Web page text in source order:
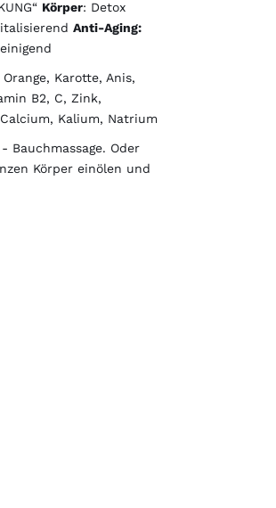
Körper: Detox
Anti-Aging:
Karotte, Anis,
B2, C, Zink,
Kalium, Natrium
- Bauchmassage. Oder
Körper einölen und